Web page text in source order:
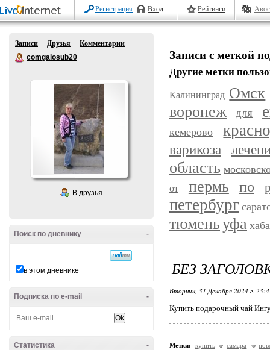
Регистрация Вход Рейтинги
Записи Друзья
Комментарии
comgalosub20
В друзья
-
Поиск по дневнику
в этом дневнике
-
Подписка по e-mail
-
Статистика
Записи с меткой
Другие метки
Калининград Омск
воронеж для
кемерово
варикоза
область
от пермь по
петербург
тюменьуфа
БЕЗ
Вторник, 31 Декабря 2024 г.
Купить подарочный чай
Метки: купить самара